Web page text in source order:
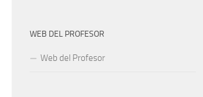
WEB DEL PROFESOR
Web del Profesor